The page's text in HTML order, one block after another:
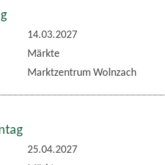
14.03.2027
Märkte
Marktzentrum Wolnzach
25.04.2027